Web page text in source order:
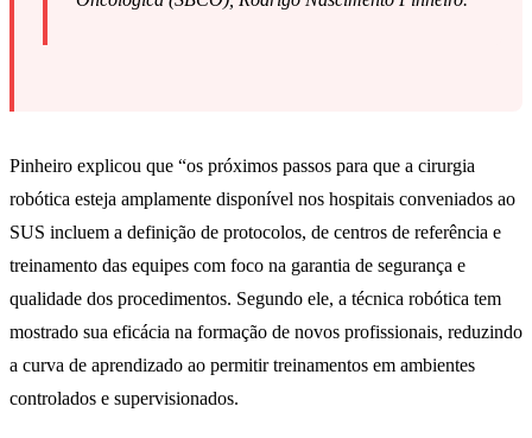
Pinheiro explicou que “os próximos passos para que a cirurgia
robótica esteja amplamente disponível nos hospitais conveniados ao
SUS incluem a definição de protocolos, de centros de referência e
treinamento das equipes com foco na garantia de segurança e
qualidade dos procedimentos. Segundo ele, a técnica robótica tem
mostrado sua eficácia na formação de novos profissionais, reduzindo
a curva de aprendizado ao permitir treinamentos em ambientes
controlados e supervisionados.